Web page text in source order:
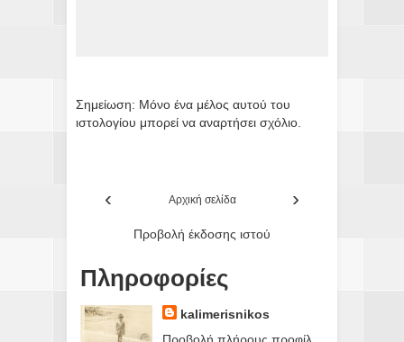
Σημείωση: Μόνο ένα μέλος αυτού του
ιστολογίου μπορεί να αναρτήσει σχόλιο.
‹ ›
Αρχική σελίδα
Προβολή έκδοσης ιστού
Πληροφορίες
kalimerisnikos
Προβολή πλήρους προφίλ